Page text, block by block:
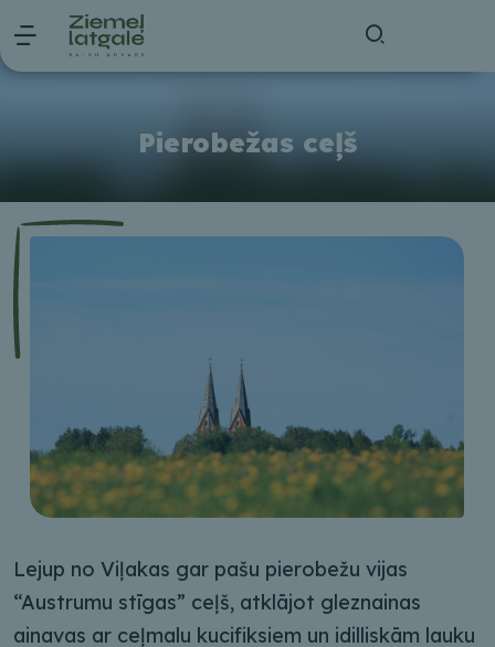
Pierobežas ceļš
Lejup no Viļakas gar pašu pierobežu vijas
“Austrumu stīgas” ceļš, atklājot gleznainas
ainavas ar ceļmalu kucifiksiem un idilliskām lauku